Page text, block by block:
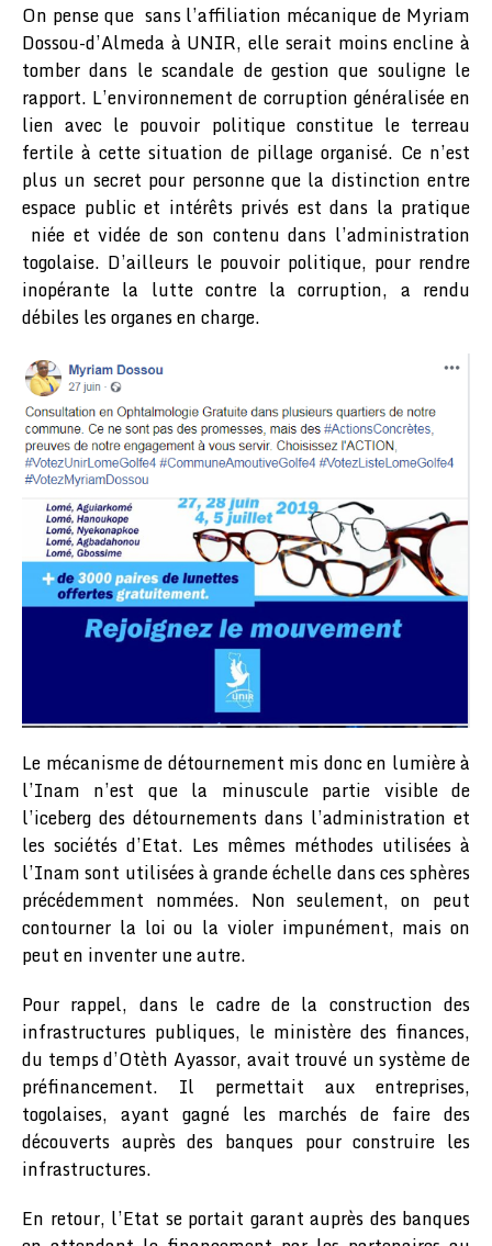
On pense que sans l’affiliation mécanique de Myriam
Dossou-d’Almeda à UNIR, elle serait moins encline à
tomber dans le scandale de gestion que souligne le
rapport. L’environnement de corruption généralisée en
lien avec le pouvoir politique constitue le terreau
fertile à cette situation de pillage organisé. Ce n’est
plus un secret pour personne que la distinction entre
espace public et intérêts privés est dans la pratique
niée et vidée de son contenu dans l’administration
togolaise. D’ailleurs le pouvoir politique, pour rendre
inopérante la lutte contre la corruption, a rendu
débiles les organes en charge.
Le mécanisme de détournement mis donc en lumière à
l’Inam n’est que la minuscule partie visible de
l’iceberg des détournements dans l’administration et
les sociétés d’Etat. Les mêmes méthodes utilisées à
l’Inam sont utilisées à grande échelle dans ces sphères
précédemment nommées. Non seulement, on peut
contourner la loi ou la violer impunément, mais on
peut en inventer une autre.
Pour rappel, dans le cadre de la construction des
infrastructures publiques, le ministère des finances,
du temps d’Otèth Ayassor, avait trouvé un système de
préfinancement. Il permettait aux entreprises,
togolaises, ayant gagné les marchés de faire des
découverts auprès des banques pour construire les
infrastructures.
En retour, l’Etat se portait garant auprès des banques